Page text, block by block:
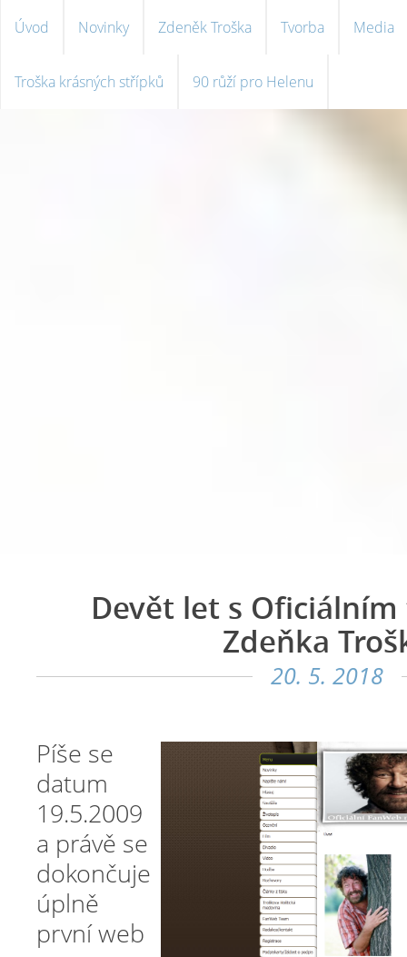
Úvod Novinky Zdeněk Troška Tvorba Media
Troška krásných střípků 90 růží pro Helenu
Devět let s
Zdeňka
20. 5. 2018
Píše se
datum
19.5.2009
a právě se
dokončuje
úplně
první web